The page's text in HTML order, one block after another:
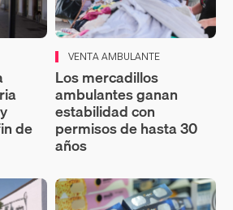
de
VENTA AMBULANTE
Los mercadillos
ambulantes ganan
estabilidad con
permisos de hasta 30
años